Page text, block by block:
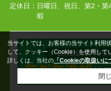
定休日： 日曜日、祝日、第2・
暇
当サイトでは、お客様の当サイト利用
して、クッキー（Cookie）を使用して
詳しくは、当社の 「Cookieの取扱いに
閉